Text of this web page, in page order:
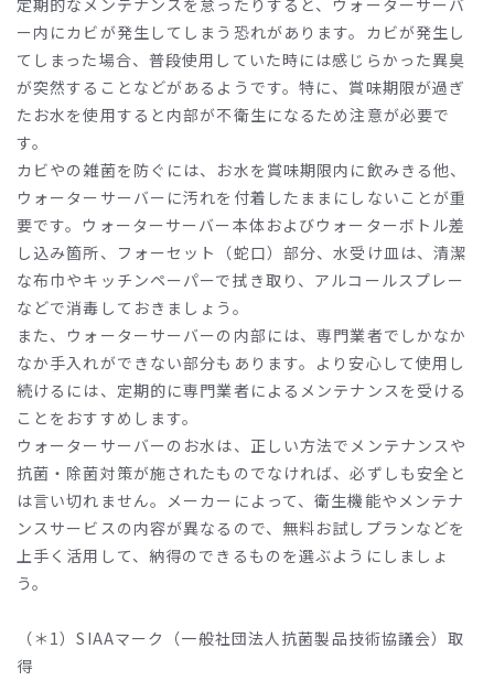
定期的なメンテナンスを怠ったりすると、ウォーターサーバ
ー内にカビが発生してしまう恐れがあります。カビが発生し
てしまった場合、普段使用していた時には感じらかった異臭
が突然することなどがあるようです。特に、賞味期限が過ぎ
たお水を使用すると内部が不衛生になるため注意が必要で
す。
カビやの雑菌を防ぐには、お水を賞味期限内に飲みきる他、
ウォーターサーバーに汚れを付着したままにしないことが重
要です。ウォーターサーバー本体およびウォーターボトル差
し込み箇所、フォーセット（蛇口）部分、水受け皿は、清潔
な布巾やキッチンペーパーで拭き取り、アルコールスプレー
などで消毒しておきましょう。
また、ウォーターサーバーの内部には、専門業者でしかなか
なか手入れができない部分もあります。より安心して使用し
続けるには、定期的に専門業者によるメンテナンスを受ける
ことをおすすめします。
ウォーターサーバーのお水は、正しい方法でメンテナンスや
抗菌・除菌対策が施されたものでなければ、必ずしも安全と
は言い切れません。メーカーによって、衛生機能やメンテナ
ンスサービスの内容が異なるので、無料お試しプランなどを
上手く活用して、納得のできるものを選ぶようにしましょ
う。
（＊1）SIAAマーク（一般社団法人抗菌製品技術協議会）取
得